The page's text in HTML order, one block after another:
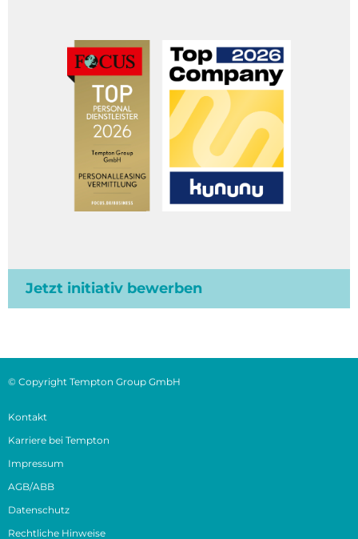
Jetzt initiativ bewerben
© Copyright Tempton Group GmbH
Kontakt
Karriere bei Tempton
Impressum
AGB/ABB
Datenschutz
Rechtliche Hinweise